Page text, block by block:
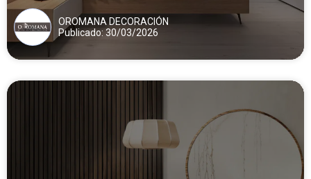
OROMANA DECORACIÓN
Publicado: 30/03/2026